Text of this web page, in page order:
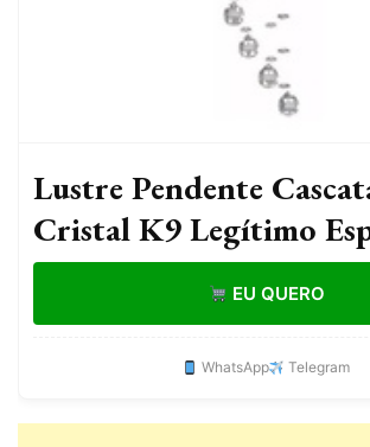
Lustre Pendente
Cristal K9 Legítimo
1,2m Escada Sala
Bivolt
EU QUERO
WhatsApp Telegram